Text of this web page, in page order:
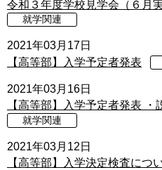
令和３年度学校見学会（６月
就学関連
2021年03月17日
【高等部】入学予定者発表
2021年03月16日
【高等部】入学予定者発表 ・
就学関連
2021年03月12日
【高等部】入学決定検査につ